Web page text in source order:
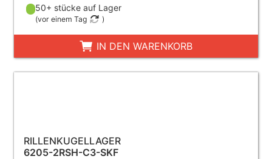
50+ stücke auf Lager
(vor einem Tag )
IN DEN WARENKORB
RILLENKUGELLAGER
6205-2RSH-C3-SKF